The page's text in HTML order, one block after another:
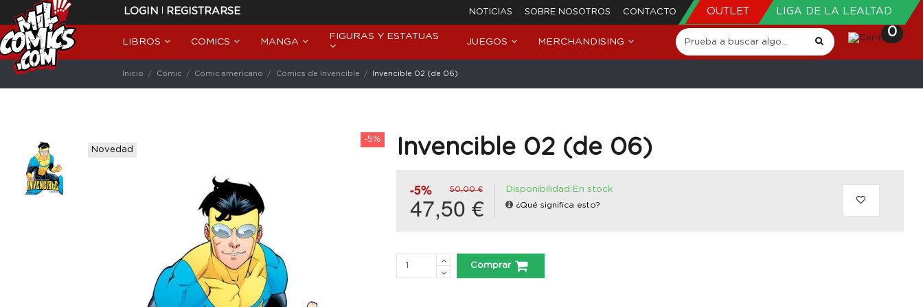
LOGIN | REGISTRARSE NOTICIAS SOBRE NOSOTROS CONTACTO OUTLET LIGA DE LA LEALTAD
LIBROS COMICS MANGA
FIGURAS Y ESTATUAS
JUEGOS MERCHANDISING
0
Inicio Cómic Cómic americano Cómics de Invencible Invencible 02 (de 06)
-5%
Novedad
Invencible 02 (de 06)
-5% 50,00 €
47,50 €
Disponibilidad:En stock
¿Qué significa esto?
Comprar